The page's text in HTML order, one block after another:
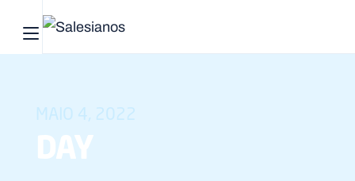
Abrir menu principal
MAIO 4, 2022
DAY
Início
Quem